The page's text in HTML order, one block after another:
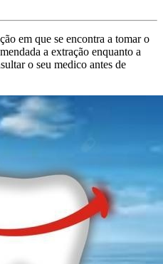
em que se encontra a tomar o
a extração enquanto a
o seu medico antes de